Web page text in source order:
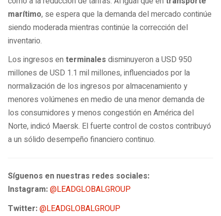
marítimo, se espera que la demanda del mercado continúe
siendo moderada mientras continúe la corrección del
inventario.
Los ingresos en terminales disminuyeron a USD 950
millones de USD 1.1 mil millones, influenciados por la
normalización de los ingresos por almacenamiento y
menores volúmenes en medio de una menor demanda de
los consumidores y menos congestión en América del
Norte, indicó Maersk. El fuerte control de costos contribuyó
a un sólido desempeño financiero continuo.
Síguenos en nuestras redes sociales:
Instagram:@LEADGLOBALGROUP
Twitter:@LEADGLOBALGROUP